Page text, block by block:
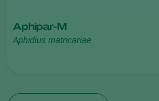
Aphipar-M
Aphidius matricariae